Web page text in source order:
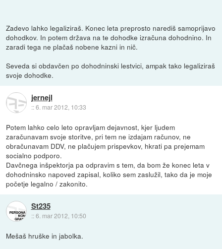
Zadevo lahko legaliziraš. Konec leta preprosto narediš samoprijavo
dohodkov. In potem država na te dohodke izračuna dohodnino. In
zaradi tega ne plačaš nobene kazni in nič.
Seveda si obdavčen po dohodninski lestvici, ampak tako legaliziraš
svoje dohodke.
jernejl
::6. mar 2012, 10:33
Potem lahko celo leto opravljam dejavnost, kjer ljudem
zaračunavam svoje storitve, pri tem ne izdajam računov, ne
obračunavam DDV, ne plačujem prispevkov, hkrati pa prejemam
socialno podporo.
Davčnega inšpektorja pa odpravim s tem, da bom že konec leta v
dohodninsko napoved zapisal, koliko sem zaslužil, tako da je moje
početje legalno / zakonito.
St235
::6. mar 2012, 10:50
Mešaš hruške in jabolka.